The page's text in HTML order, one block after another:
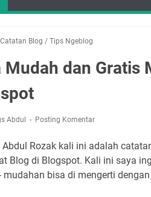
Catatan Blog / Tips Ngeblog
Mudah dan Gratis
Abdul Posting Komentar
Abdul Rozak kali ini adalah
Blog di Blogspot. Kali ini saya
mudahan bisa di mengerti